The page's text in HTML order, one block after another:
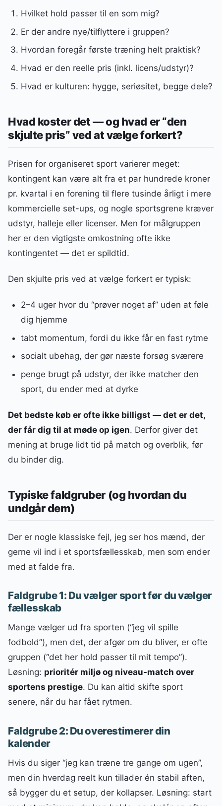
Hvilket hold passer til en som mig?
Er der andre nye/tilflyttere i gruppen?
Hvordan foregår første træning helt praktisk?
Hvad er den reelle pris (inkl. licens/udstyr)?
Hvad er kulturen: hygge, seriøsitet, begge dele?
Hvad koster det — og hvad er “den
skjulte pris” ved at vælge forkert?
Prisen for organiseret sport varierer meget:
kontingent kan være alt fra et par hundrede kroner
pr. kvartal i en forening til flere tusinde årligt i mere
kommercielle set-ups, og nogle sportsgrene kræver
udstyr, halleje eller licenser. Men for målgruppen
her er den vigtigste omkostning ofte ikke
kontingentet — det er spildtid.
Den skjulte pris ved at vælge forkert er typisk:
2–4 uger hvor du “prøver noget af” uden at føle
dig hjemme
tabt momentum, fordi du ikke får en fast rytme
socialt ubehag, der gør næste forsøg sværere
penge brugt på udstyr, der ikke matcher den
sport, du ender med at dyrke
Det bedste køb er ofte ikke billigst — det er det,
der får dig til at møde op igen. Derfor giver det
mening at bruge lidt tid på match og overblik, før
du binder dig.
Typiske faldgruber (og hvordan du
undgår dem)
Der er nogle klassiske fejl, jeg ser hos mænd, der
gerne vil ind i et sportsfællesskab, men som ender
med at falde fra.
Faldgrube 1: Du vælger sport før du vælger
fællesskab
Mange vælger ud fra sporten (“jeg vil spille
fodbold”), men det, der afgør om du bliver, er ofte
gruppen (“det her hold passer til mit tempo”).
Løsning: prioritér miljø og niveau-match over
sportens prestige. Du kan altid skifte sport
senere, når du har fået rytmen.
Faldgrube 2: Du overestimerer din
kalender
Hvis du siger “jeg kan træne tre gange om ugen”,
men din hverdag reelt kun tillader én stabil aften,
så bygger du et setup, der kollapser. Løsning: start